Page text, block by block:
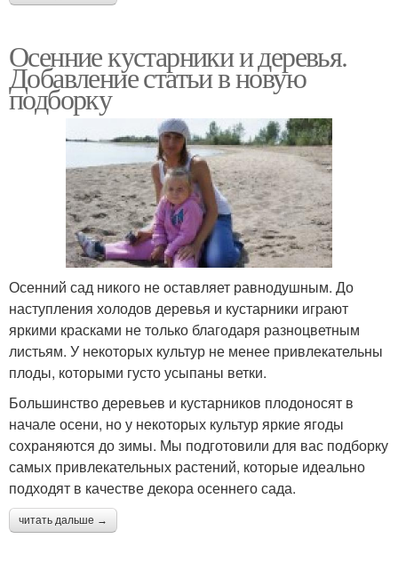
Осенние кустарники и деревья.
Добавление статьи в новую
подборку
Осенний сад никого не оставляет равнодушным. До
наступления холодов деревья и кустарники играют
яркими красками не только благодаря разноцветным
листьям. У некоторых культур не менее привлекательны
плоды, которыми густо усыпаны ветки.
Большинство деревьев и кустарников плодоносят в
начале осени, но у некоторых культур яркие ягоды
сохраняются до зимы. Мы подготовили для вас подборку
самых привлекательных растений, которые идеально
подходят в качестве декора осеннего сада.
читать дальше →